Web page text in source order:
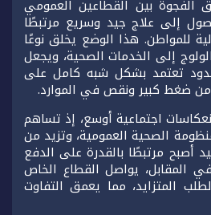
الفجوة بين القطاعين العمومي
إلى علاج جيد وسريع مرتبطًا
للمواطن. هذا الوضع يخلق نوعًا
إلى الخدمات الصحية، ويجعل
تعتمد بشكل شبه كامل على
ضغط كبير ونقص في الموارد.
اجتماعية أوسع، إذ تساهم
الصحية العمومية، وتزيد من
أصبح مرتبطًا بالقدرة على الدفع
المقابل، يواصل القطاع الخاص
المتزايد، مما يعمق التفاوت